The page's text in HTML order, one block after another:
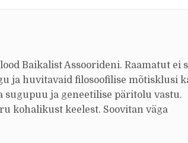
Baikalist Assoorideni. Raamatut ei
ja huvitavaid filosoofilise mõtisklusi
ja geneetilise päritolu vastu.
kohalikust keelest. Soovitan väga